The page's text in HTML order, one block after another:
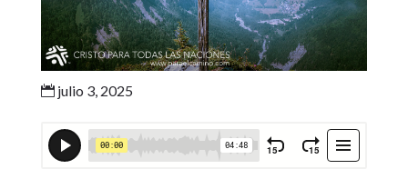
julio 3, 2025